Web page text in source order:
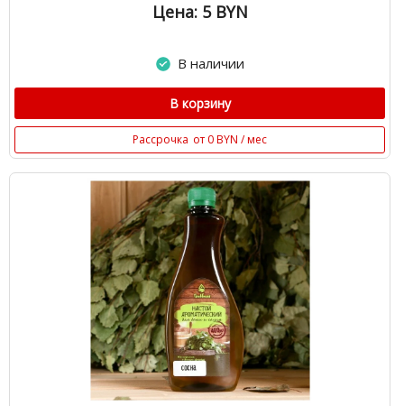
Цена: 5 BYN
В наличии
В корзину
Рассрочка от 0 BYN / мес